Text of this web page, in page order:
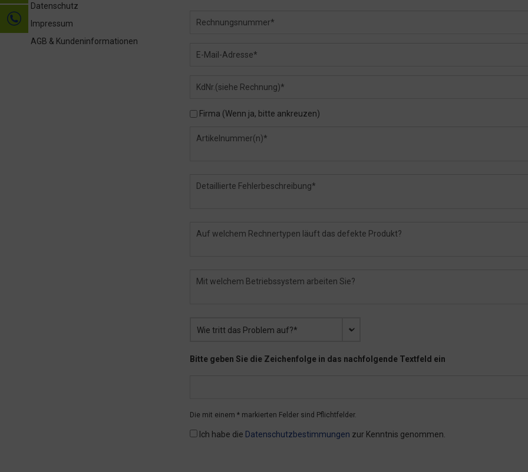
Datenschutz
Impressum
AGB & Kundeninformationen
Firma (Wenn ja, bitte ankreuzen)
Bitte geben Sie die Zeichenfolge in das nachfolgende Textfeld ein
Die mit einem * markierten Felder sind Pflichtfelder.
Ich habe die Datenschutzbestimmungen zur Kenntnis genommen.